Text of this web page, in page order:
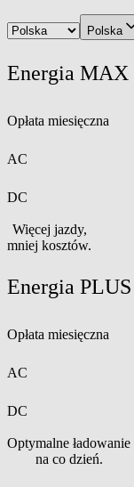
Polska
Energia MAX
Opłata miesięczna
AC
DC
Więcej jazdy,
mniej kosztów.
Energia PLUS
Opłata miesięczna
AC
DC
Optymalne ładowanie
na co dzień.